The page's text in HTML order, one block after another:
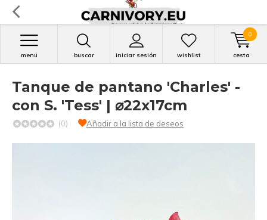
buscar iniciar sesión
menú wishlist cesta
0
Tanque de pantano 'Charles' -
con S. 'Tess' | ⌀22x17cm
(0) Añadir a la lista de deseos